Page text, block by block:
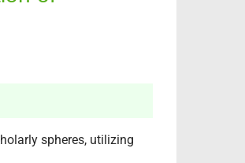
spheres, utilizing